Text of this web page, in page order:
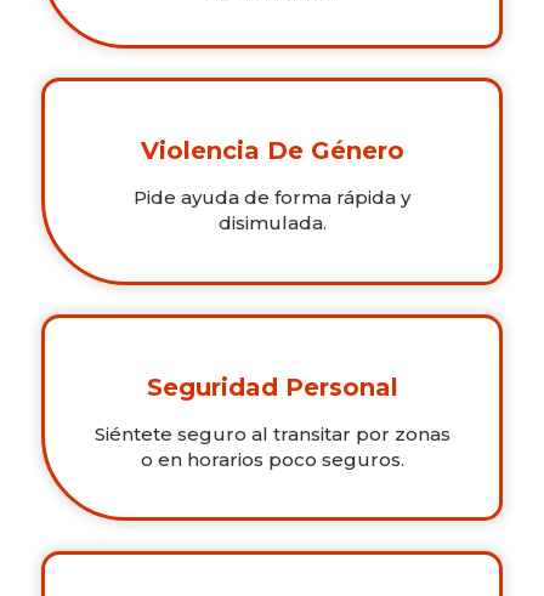
Violencia De Género
Pide ayuda de forma rápida y
disimulada.
Seguridad Personal
Siéntete seguro al transitar por zonas
o en horarios poco seguros.